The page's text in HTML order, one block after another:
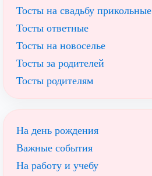
Тосты на свадьбу прикольные
Тосты ответные
Тосты на новоселье
Тосты за родителей
Тосты родителям
На день рождения
Важные события
На работу и учебу